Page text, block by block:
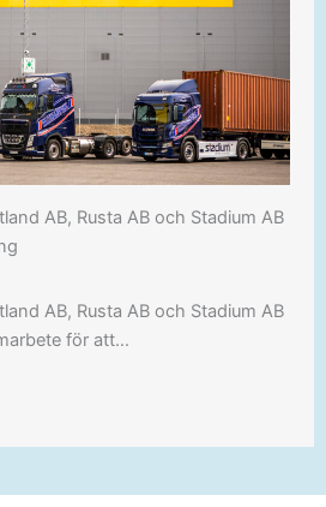
AB, Rusta AB och Stadium AB
AB, Rusta AB och Stadium AB
för att…